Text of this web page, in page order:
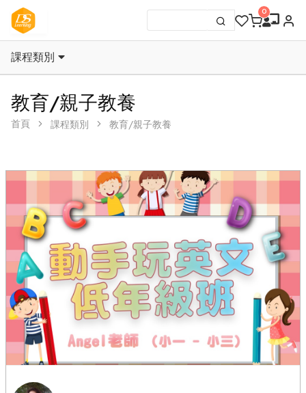
課程類別
教育/親子教養
首頁 課程類別 教育/親子教養